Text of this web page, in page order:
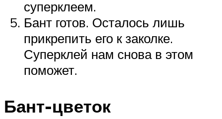
суперклеем.
Бант готов. Осталось лишь
прикрепить его к заколке.
Суперклей нам снова в этом
поможет.
Бант-цветок